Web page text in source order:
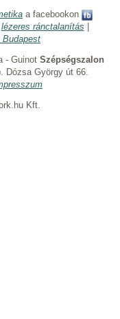
a facebookon
lézeres ránctalanítás
Budapest
- Guinot Szépségszalon
Dózsa György út 66.
Kft.